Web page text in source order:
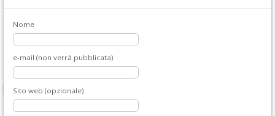
Nome
e-mail (non verrà pubblicata)
Sito web (opzionale)